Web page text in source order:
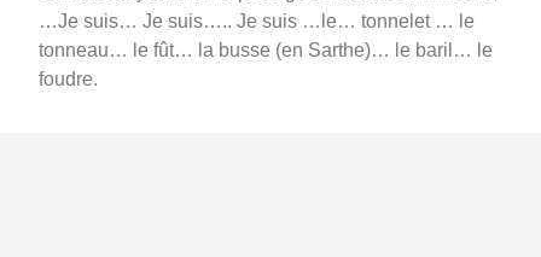
…Je suis… Je suis….. Je suis …le… tonnelet … le
tonneau… le fût… la busse (en Sarthe)… le baril… le
foudre.